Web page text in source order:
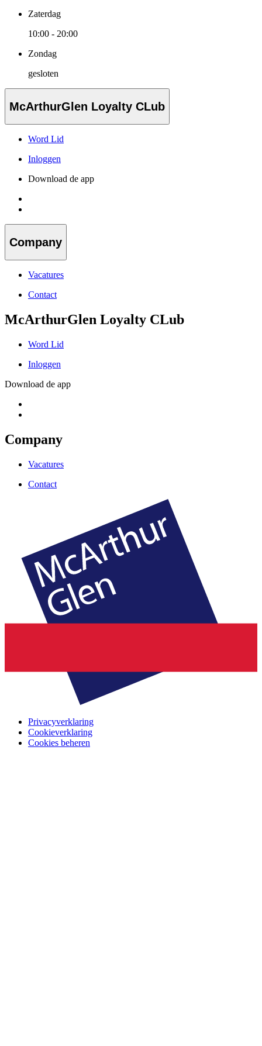
Zaterdag
10:00 - 20:00
Zondag
gesloten
McArthurGlen Loyalty CLub
Word Lid
Inloggen
Download de app
Company
Vacatures
Contact
McArthurGlen Loyalty CLub
Word Lid
Inloggen
Download de app
Company
Vacatures
Contact
Privacyverklaring
Cookieverklaring
Cookies beheren